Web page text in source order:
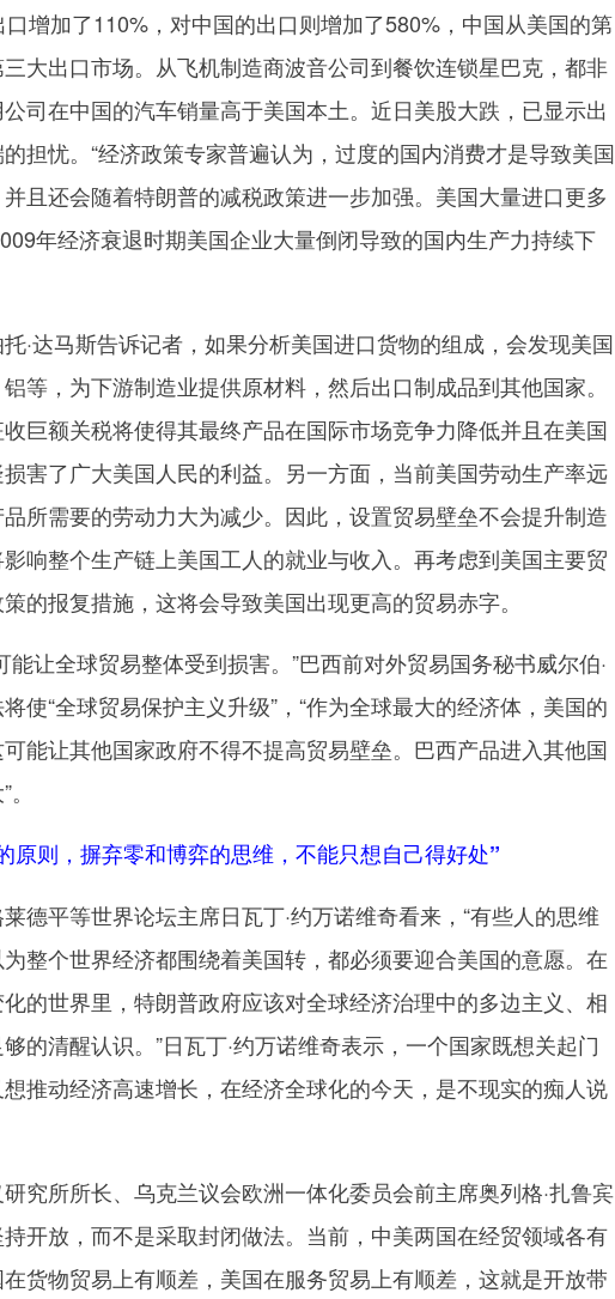
增加了110%，对中国的出口则增加了580%，中国从美国的第
大出口市场。从飞机制造商波音公司到餐饮连锁星巴克，都非
司在中国的汽车销量高于美国本土。近日美股大跌，已显示出
担忧。“经济政策专家普遍认为，过度的国内消费才是导致美国
且还会随着特朗普的减税政策进一步加强。美国大量进口更多
年经济衰退时期美国企业大量倒闭导致的国内生产力持续下
达马斯告诉记者，如果分析美国进口货物的组成，会发现美国
等，为下游制造业提供原材料，然后出口制成品到其他国家。
巨额关税将使得其最终产品在国际市场竞争力降低并且在美国
害了广大美国人民的利益。另一方面，当前美国劳动生产率远
所需要的劳动力大为减少。因此，设置贸易壁垒不会提升制造
响整个生产链上美国工人的就业与收入。再考虑到美国主要贸
的报复措施，这将会导致美国出现更高的贸易赤字。
让全球贸易整体受到损害。”巴西前对外贸易国务秘书威尔伯·
使“全球贸易保护主义升级”，“作为全球最大的经济体，美国的
能让其他国家政府不得不提高贸易壁垒。巴西产品进入其他国
原则，摒弃零和博弈的思维，不能只想自己得好处”
平等世界论坛主席日瓦丁·约万诺维奇看来，“有些人的思维
整个世界经济都围绕着美国转，都必须要迎合美国的意愿。在
的世界里，特朗普政府应该对全球经济治理中的多边主义、相
的清醒认识。”日瓦丁·约万诺维奇表示，一个国家既想关起门
推动经济高速增长，在经济全球化的今天，是不现实的痴人说
所所长、乌克兰议会欧洲一体化委员会前主席奥列格·扎鲁宾
开放，而不是采取封闭做法。当前，中美两国在经贸领域各有
货物贸易上有顺差，美国在服务贸易上有顺差，这就是开放带